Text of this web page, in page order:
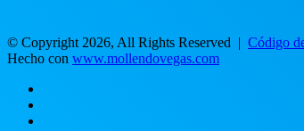
© Copyright 2026, All Rights Reserved | Código
Hecho con www.mollendovegas.com